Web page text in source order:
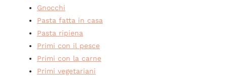
Gnocchi
Pasta fatta in casa
Pasta ripiena
Primi con il pesce
Primi con la carne
Primi vegetariani